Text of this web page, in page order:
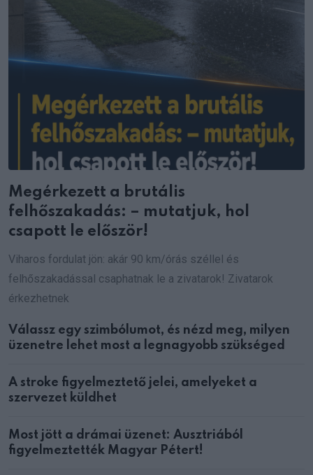
Megérkezett a brutális
felhőszakadás: – mutatjuk, hol
csapott le először!
Viharos fordulat jön: akár 90 km/órás széllel és
felhőszakadással csaphatnak le a zivatarok! Zivatarok
érkezhetnek
Válassz egy szimbólumot, és nézd meg, milyen
üzenetre lehet most a legnagyobb szükséged
A stroke figyelmeztető jelei, amelyeket a
szervezet küldhet
Most jött a drámai üzenet: Ausztriából
figyelmeztették Magyar Pétert!